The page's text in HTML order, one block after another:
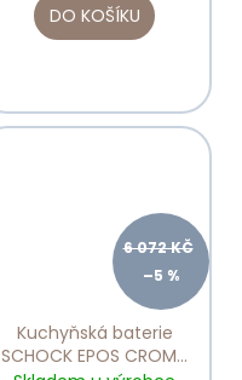
DO KOŠÍKU
6 072 KČ
–5 %
Kuchyňská baterie
SCHOCK EPOS CROMA